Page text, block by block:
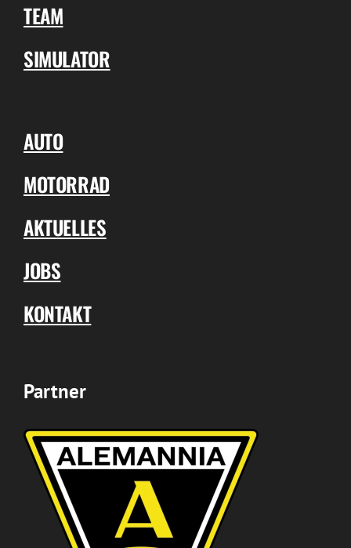
TEAM
SIMULATOR
AUTO
MOTORRAD
AKTUELLES
JOBS
KONTAKT
Partner